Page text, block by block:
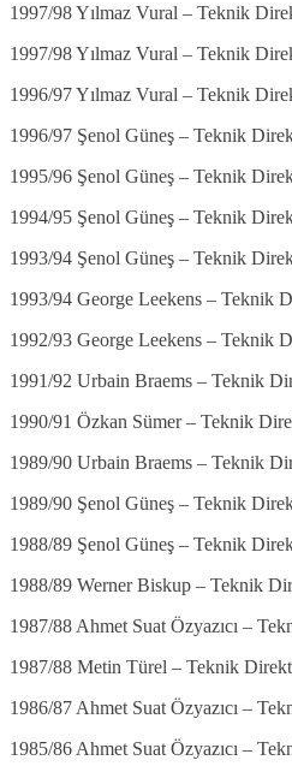
1997/98 Yılmaz Vural – Teknik
1997/98 Yılmaz Vural – Teknik
1996/97 Yılmaz Vural – Teknik
1996/97 Şenol Güneş – Teknik
1995/96 Şenol Güneş – Teknik
1994/95 Şenol Güneş – Teknik
1993/94 Şenol Güneş – Teknik
1993/94 George Leekens – Teknik
1992/93 George Leekens – Teknik
1991/92 Urbain Braems – Teknik
1990/91 Özkan Sümer – Teknik
1989/90 Urbain Braems – Teknik
1989/90 Şenol Güneş – Teknik
1988/89 Şenol Güneş – Teknik
1988/89 Werner Biskup – Teknik
1987/88 Ahmet Suat Özyazıcı –
1987/88 Metin Türel – Teknik
1986/87 Ahmet Suat Özyazıcı –
1985/86 Ahmet Suat Özyazıcı –